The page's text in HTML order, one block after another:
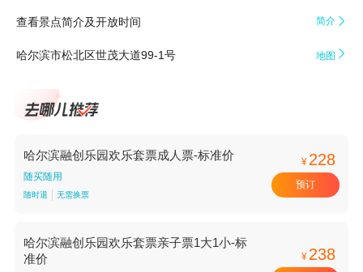
查看景点简介及开放时间 简介 
哈尔滨市松北区世茂大道99-1号 地图 
哈尔滨融创乐园欢乐套票成人票-标准价
随买随用
随时退 无需换票
¥ 228
预订
哈尔滨融创乐园欢乐套票亲子票1大1小-标
准价
¥ 238